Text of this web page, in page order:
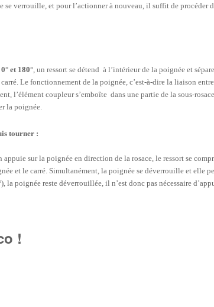
se verrouille, et pour l’actionner à nouveau, il suffit de procéder
et 180° , un ressort se détend à l’intérieur de la poignée et
Le fonctionnement de la poignée, c’est-à-dire la liaison
l’élément coupleur s’emboîte dans une partie de la sous-
la poignée.
tourner :
appuie sur la poignée en direction de la rosace, le ressort se
et le carré. Simultanément, la poignée se déverrouille et elle
la poignée reste déverrouillée, il n’est donc pas nécessaire
!